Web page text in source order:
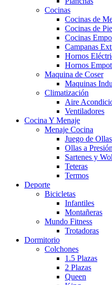
Cocinas
Cocinas de
Cocinas de Pie
Cocinas
Campanas
Hornos
Hornos
Maquina de Coser
Maquinas
Climatización
Aire
Ventiladores
Cocina Y Menaje
Menaje Cocina
Juego de Ollas
Ollas a Presión
Sartenes y
Teteras
Termos
Deporte
Bicicletas
Infantiles
Montañeras
Mundo Fitness
Trotadoras
Dormitorio
Colchones
1.5 Plazas
2 Plazas
Queen